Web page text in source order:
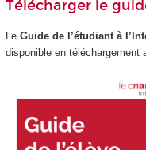
Télécharger le
Le Guide de l’étudiant à
disponible en téléchargement